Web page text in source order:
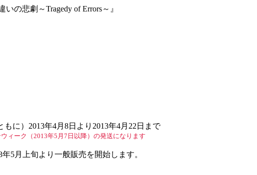
の悲劇～Tragedy of Errors～』
に） 2013年4月8日より2013年4月22日まで
ィーク（2013年5月7日以降）の発送になります
年5月上旬より一般販売を開始します。